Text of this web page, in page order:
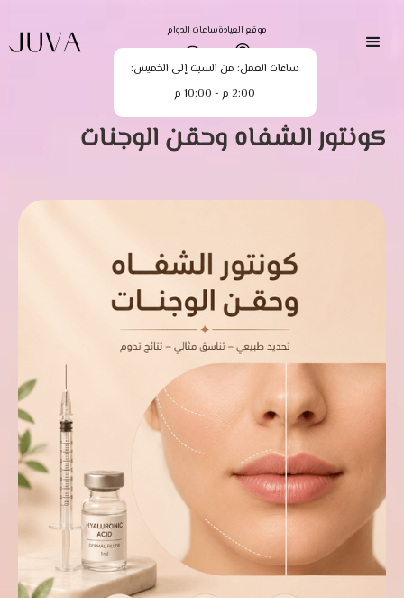
ساعات الدوام
ساعات العمل: من السبت إلى الخميس:
2:00 م - 10:00 م
موقع العيادة
كونتور الشفاه وحقن الوجنات